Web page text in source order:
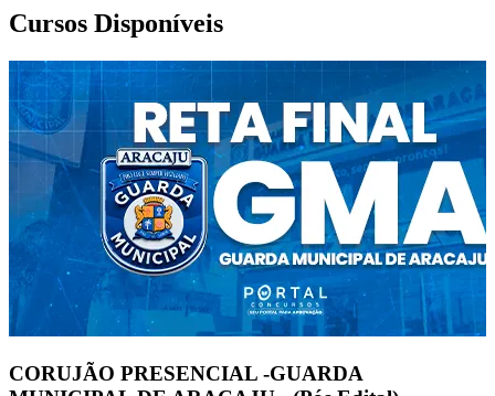
Cursos Disponíveis
CORUJÃO PRESENCIAL -GUARDA